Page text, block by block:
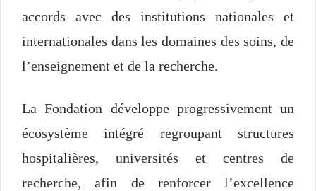
accords avec des institutions nationales et
internationales dans les domaines des soins, de
l’enseignement et de la recherche.
La Fondation développe progressivement un
écosystème intégré regroupant structures
hospitalières, universités et centres de
recherche, afin de renforcer l’excellence